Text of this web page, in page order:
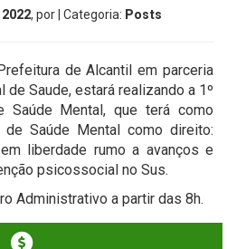
, por | Categoria: Posts
de Alcantil em parceria
de Saude, estará realizando a 1º
Saúde Mental, que terá como
Saúde Mental como direito:
liberdade rumo a avanços e
psicossocial no Sus.
Administrativo a partir das 8h.